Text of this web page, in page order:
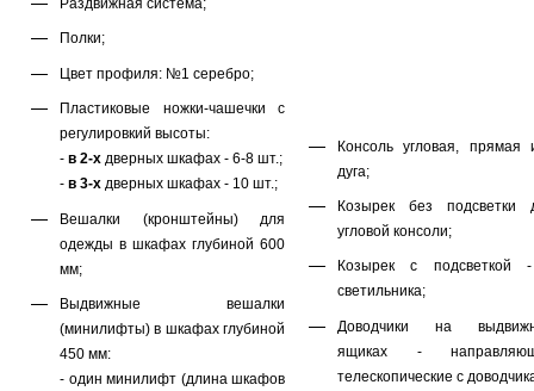
Раздвижная система;
Полки;
Цвет профиля: №1 серебро;
Пластиковые ножки-чашечки с
регулировкий высоты:
- в 2-х дверных шкафах - 6-8 шт.;
- в 3-х дверных шкафах - 10 шт.;
Вешалки (кронштейны) для
одежды в шкафах глубиной 600
мм;
Выдвижные вешалки
(минилифты) в шкафах глубиной
450 мм:
- один минилифт (длина шкафов
Консоль угловая, прямая
дуга;
Козырек без подсветки
угловой консоли;
Козырек с подсветкой
светильника;
Доводчики на
ящиках -
телескопические с